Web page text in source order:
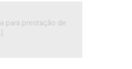
para prestação de